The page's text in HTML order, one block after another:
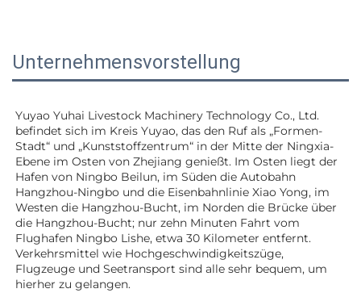
Unternehmensvorstellung
Yuyao Yuhai Livestock Machinery Technology Co., Ltd.
befindet sich im Kreis Yuyao, das den Ruf als „Formen-
Stadt“ und „Kunststoffzentrum“ in der Mitte der Ningxia-
Ebene im Osten von Zhejiang genießt. Im Osten liegt der
Hafen von Ningbo Beilun, im Süden die Autobahn
Hangzhou-Ningbo und die Eisenbahnlinie Xiao Yong, im
Westen die Hangzhou-Bucht, im Norden die Brücke über
die Hangzhou-Bucht; nur zehn Minuten Fahrt vom
Flughafen Ningbo Lishe, etwa 30 Kilometer entfernt.
Verkehrsmittel wie Hochgeschwindigkeitszüge,
Flugzeuge und Seetransport sind alle sehr bequem, um
hierher zu gelangen.